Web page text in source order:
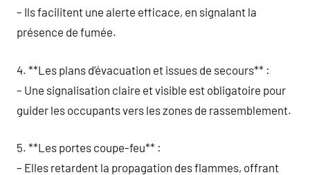
– Ils facilitent une alerte efficace, en signalant la
présence de fumée.
4. **Les plans d’évacuation et issues de secours** :
– Une signalisation claire et visible est obligatoire pour
guider les occupants vers les zones de rassemblement.
5. **Les portes coupe-feu** :
– Elles retardent la propagation des flammes, offrant